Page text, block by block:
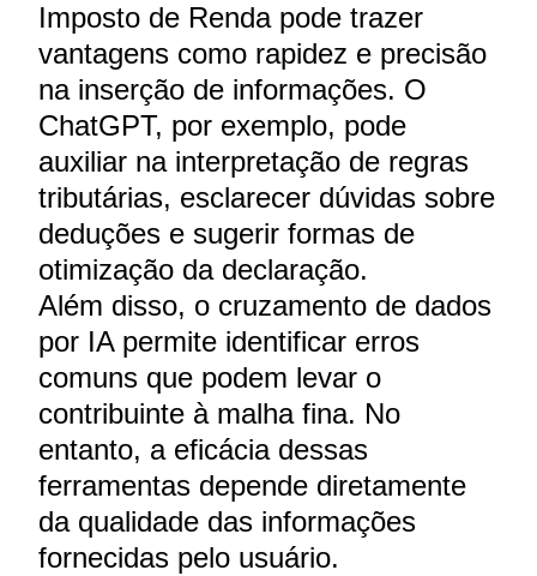
Imposto de Renda pode trazer
vantagens como rapidez e precisão
na inserção de informações. O
ChatGPT, por exemplo, pode
auxiliar na interpretação de regras
tributárias, esclarecer dúvidas sobre
deduções e sugerir formas de
otimização da declaração.
Além disso, o cruzamento de dados
por IA permite identificar erros
comuns que podem levar o
contribuinte à malha fina. No
entanto, a eficácia dessas
ferramentas depende diretamente
da qualidade das informações
fornecidas pelo usuário.